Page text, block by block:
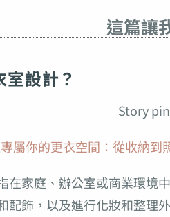
這篇讓
設計？
屬你的更衣空間：從收納
在家庭、辦公室或商業環境
配飾，以及進行化妝和整理